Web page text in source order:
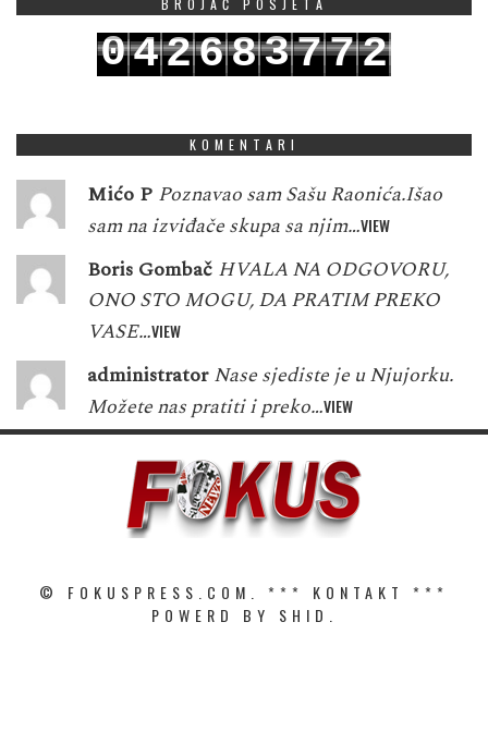
BROJAČ POSJETA
042683772
KOMENTARI
Mićo P Poznavao sam Sašu Raonića.Išao
sam na izviđače skupa sa njim…VIEW
Boris Gombač HVALA NA ODGOVORU,
ONO STO MOGU, DA PRATIM PREKO
VASE…VIEW
administrator Nase sjediste je u Njujorku.
Možete nas pratiti i preko…VIEW
© FOKUSPRESS.COM. *** KONTAKT
***
POWERD BY SHID.